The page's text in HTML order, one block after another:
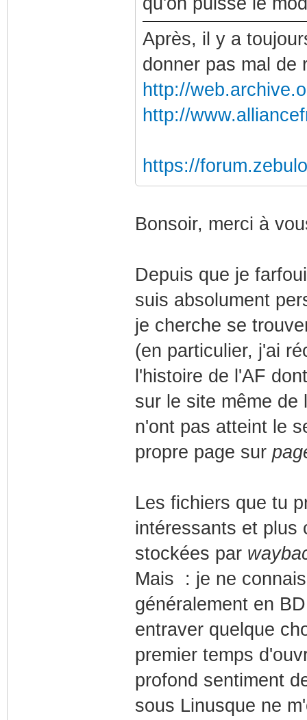
Après, il y a
donner pas mal
http://
http://
https://
Bonsoir, merci à
Depuis que je
suis absolument
je cherche se
(en particulier, j'ai
l'histoire de l'AF
sur le site même de
n'ont pas atteint le
propre page sur
Les fichiers que tu
intéressants et plus
stockées par
Mais : je ne
généralement en
entraver quelque
premier temps
profond sentiment
sous Linusque ne